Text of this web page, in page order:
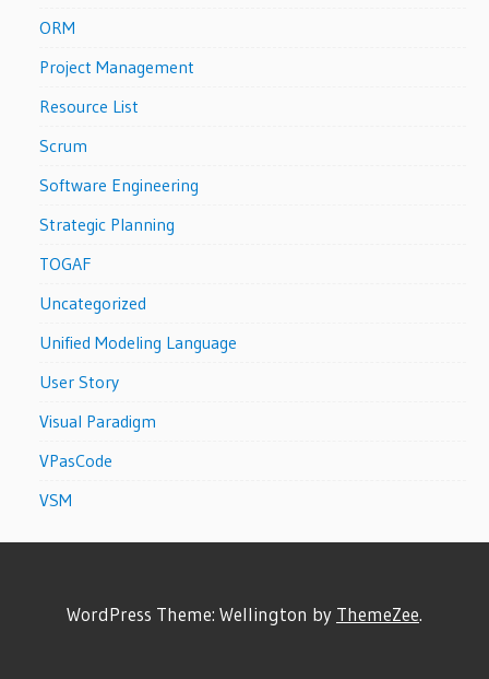
ORM
Project Management
Resource List
Scrum
Software Engineering
Strategic Planning
TOGAF
Uncategorized
Unified Modeling Language
User Story
Visual Paradigm
VPasCode
VSM
WordPress Theme: Wellington by ThemeZee.